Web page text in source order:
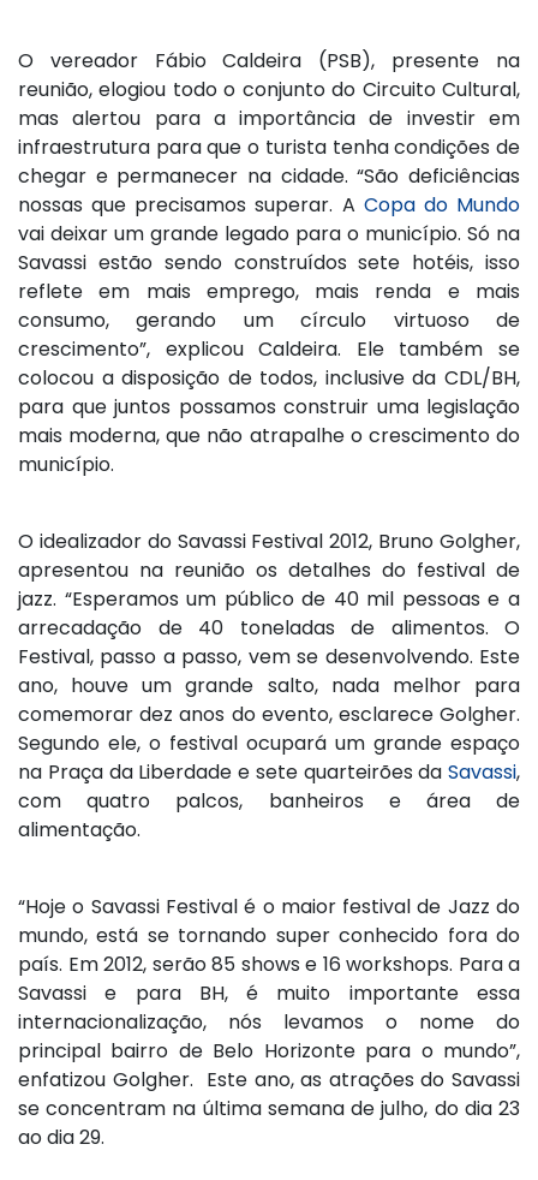
O vereador Fábio Caldeira (PSB), presente na
reunião, elogiou todo o conjunto do Circuito Cultural,
mas alertou para a importância de investir em
infraestrutura para que o turista tenha condições de
chegar e permanecer na cidade. “São deficiências
nossas que precisamos superar. A Copa do Mundo
vai deixar um grande legado para o município. Só na
Savassi estão sendo construídos sete hotéis, isso
reflete em mais emprego, mais renda e mais
consumo, gerando um círculo virtuoso de
crescimento”, explicou Caldeira. Ele também se
colocou a disposição de todos, inclusive da CDL/BH,
para que juntos possamos construir uma legislação
mais moderna, que não atrapalhe o crescimento do
município.
O idealizador do Savassi Festival 2012, Bruno Golgher,
apresentou na reunião os detalhes do festival de
jazz. “Esperamos um público de 40 mil pessoas e a
arrecadação de 40 toneladas de alimentos. O
Festival, passo a passo, vem se desenvolvendo. Este
ano, houve um grande salto, nada melhor para
comemorar dez anos do evento, esclarece Golgher.
Segundo ele, o festival ocupará um grande espaço
na Praça da Liberdade e sete quarteirões da Savassi,
com quatro palcos, banheiros e área de
alimentação.
“Hoje o Savassi Festival é o maior festival de Jazz do
mundo, está se tornando super conhecido fora do
país. Em 2012, serão 85 shows e 16 workshops. Para a
Savassi e para BH, é muito importante essa
internacionalização, nós levamos o nome do
principal bairro de Belo Horizonte para o mundo”,
enfatizou Golgher. Este ano, as atrações do Savassi
se concentram na última semana de julho, do dia 23
ao dia 29.